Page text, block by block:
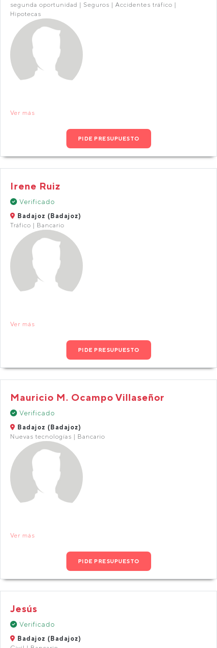
segunda oportunidad | Seguros | Accidentes tráfico |
Hipotecas
Ver más
PIDE PRESUPUESTO
Irene Ruiz
Verificado
Badajoz (Badajoz)
Tráfico | Bancario
Ver más
PIDE PRESUPUESTO
Mauricio M. Ocampo Villaseñor
Verificado
Badajoz (Badajoz)
Nuevas tecnologías | Bancario
Ver más
PIDE PRESUPUESTO
Jesús
Verificado
Badajoz (Badajoz)